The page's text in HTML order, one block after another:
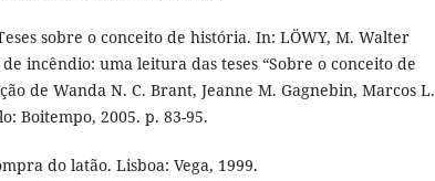
sobre o conceito de história. In: LÖWY, M. Walter
incêndio: uma leitura das teses “Sobre o conceito de
de Wanda N. C. Brant, Jeanne M. Gagnebin, Marcos L.
Boitempo, 2005. p. 83-95.
do latão. Lisboa: Vega, 1999.